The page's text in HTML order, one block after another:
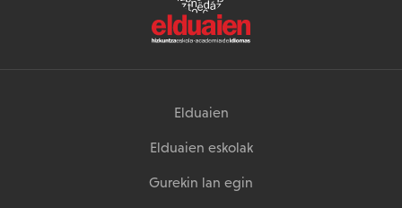
Elduaien
Elduaien eskolak
Gurekin lan egin